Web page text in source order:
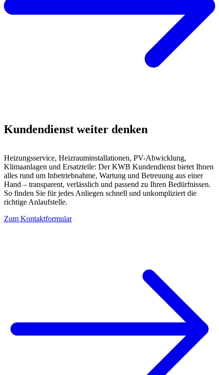
Kundendienst weiter denken
Heizungsservice, Heizrauminstallationen, PV-Abwicklung,
Klimaanlagen und Ersatzteile: Der KWB Kundendienst bietet Ihnen
alles rund um Inbetriebnahme, Wartung und Betreuung aus einer
Hand – transparent, verlässlich und passend zu Ihren Bedürfnissen.
So finden Sie für jedes Anliegen schnell und unkompliziert die
richtige Anlaufstelle.
Zum Kontaktformular